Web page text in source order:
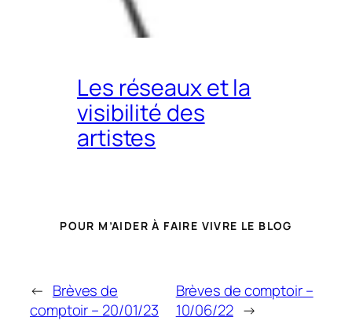
Les réseaux et la
visibilité des
artistes
POUR M’AIDER À FAIRE VIVRE LE BLOG
← Brèves de
comptoir – 20/01/23
Brèves de comptoir –
10/06/22 →